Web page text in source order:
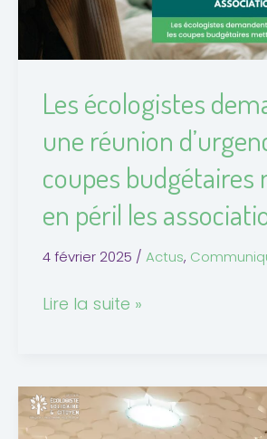
Les écologistes
une réunion
coupes
en péril les
4 février 2025 / Actus,
les
coupes
mettant
en
les
associations
Lire la suite »
Séance
plénière